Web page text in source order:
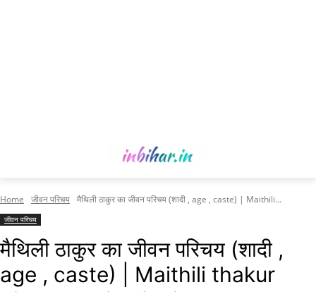
Home जीवन परिचय मैथिली ठाकुर का जीवन परिचय (शादी , age , caste) | Maithili...
जीवन परिचय
मैथिली ठाकुर का जीवन परिचय (शादी ,
age , caste) | Maithili thakur